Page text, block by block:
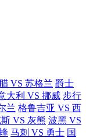
VS 苏格兰 爵士
大利 VS 挪威 步行
兰 格鲁吉亚 VS 西
VS 灰熊 波黑 VS
马刺 VS 勇士 国